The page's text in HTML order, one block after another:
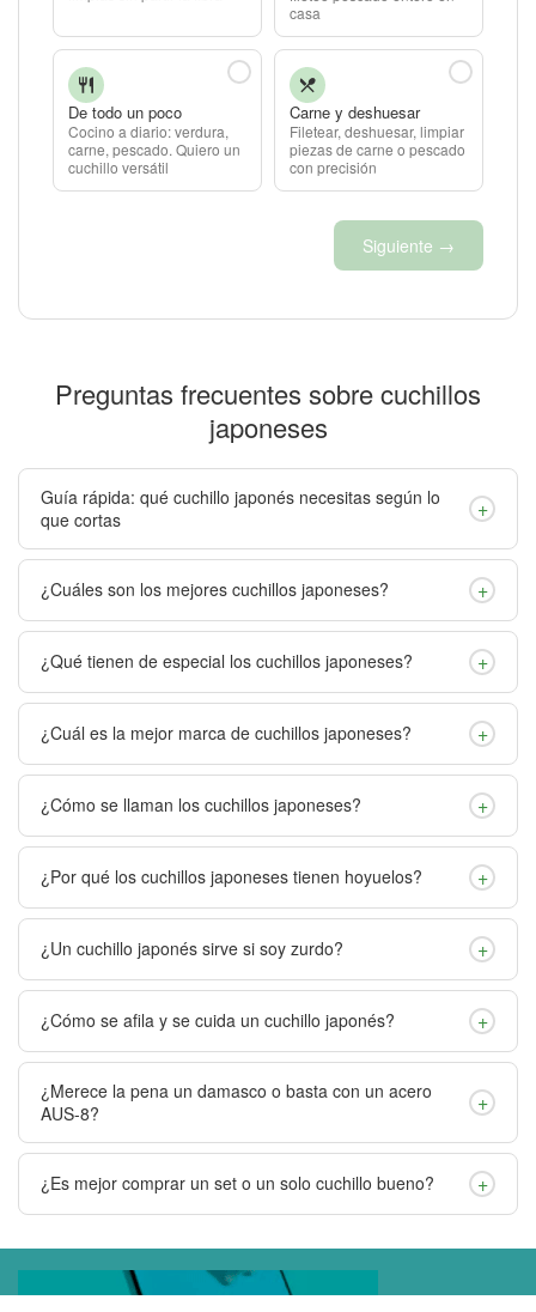
casa
De todo un poco
Cocino a diario: verdura,
carne, pescado. Quiero un
cuchillo versátil
Carne y deshuesar
Filetear, deshuesar, limpiar
piezas de carne o pescado
con precisión
Siguiente →
Preguntas frecuentes sobre cuchillos
japoneses
Guía rápida: qué cuchillo japonés necesitas según lo
que cortas
+
¿Cuáles son los mejores cuchillos japoneses? +
¿Qué tienen de especial los cuchillos japoneses? +
¿Cuál es la mejor marca de cuchillos japoneses? +
¿Cómo se llaman los cuchillos japoneses? +
¿Por qué los cuchillos japoneses tienen hoyuelos? +
¿Un cuchillo japonés sirve si soy zurdo? +
¿Cómo se afila y se cuida un cuchillo japonés? +
¿Merece la pena un damasco o basta con un acero
AUS-8?
+
¿Es mejor comprar un set o un solo cuchillo bueno? +